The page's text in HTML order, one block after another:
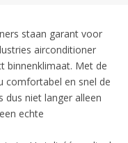
staan garant voor
airconditioner
binnenklimaat. Met de
comfortabel en snel de
dus niet langer alleen
echte